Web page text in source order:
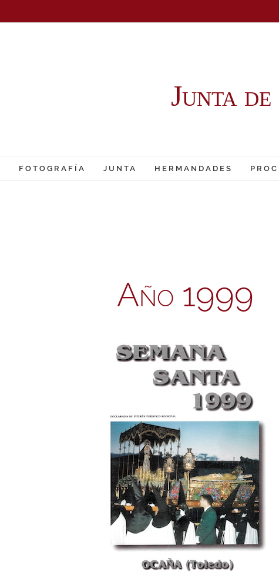
Junta
FOTOGRAFÍA JUNTA HERMANDADES
Año 1999